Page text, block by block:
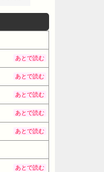
あとで読む
あとで読む
あとで読む
あとで読む
あとで読む
あとで読む